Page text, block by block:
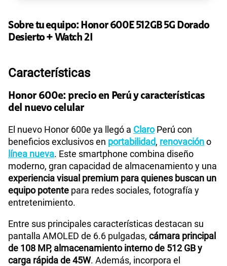
Paga solo
S/ 95.90 S/47.95
Sobre tu equipo: Honor 600E 512GB 5G Dorado
Desierto + Watch 2I
Características
Honor 600e: precio en Perú y características
del nuevo celular
El nuevo Honor 600e ya llegó a ClaroPerú con
beneficios exclusivos en portabilidad, renovacióno
línea nueva. Este smartphone combina diseño
moderno, gran capacidad de almacenamiento y una
experiencia visual premium para quienes buscan un
equipo potente para redes sociales, fotografía y
entretenimiento.
Entre sus principales características destacan su
pantalla AMOLED de 6.6 pulgadas, cámara principal
de 108 MP, almacenamiento interno de 512 GB y
carga rápida de 45W. Además, incorpora el